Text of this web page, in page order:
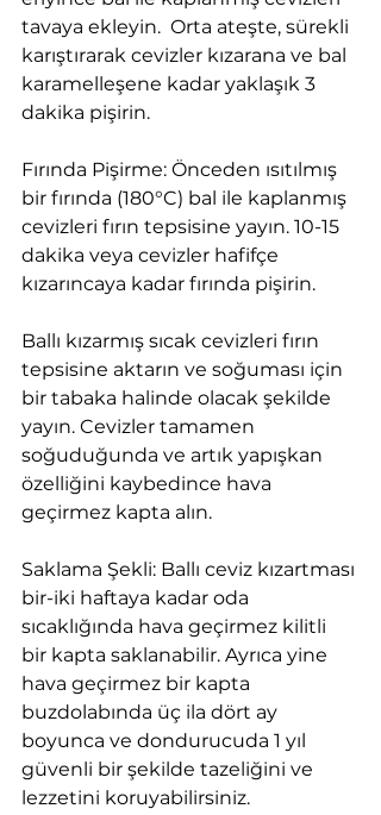
tavaya ekleyin.  Orta ateşte, sürekli
karıştırarak cevizler kızarana ve bal
karamelleşene kadar yaklaşık 3
dakika pişirin.
Fırında Pişirme: Önceden ısıtılmış
bir fırında (180°C) bal ile kaplanmış
cevizleri fırın tepsisine yayın. 10-15
dakika veya cevizler hafifçe
kızarıncaya kadar fırında pişirin.
Ballı kızarmış sıcak cevizleri fırın
tepsisine aktarın ve soğuması için
bir tabaka halinde olacak şekilde
yayın. Cevizler tamamen
soğuduğunda ve artık yapışkan
özelliğini kaybedince hava
geçirmez kapta alın.
Saklama Şekli: Ballı ceviz kızartması
bir-iki haftaya kadar oda
sıcaklığında hava geçirmez kilitli
bir kapta saklanabilir. Ayrıca yine
hava geçirmez bir kapta
buzdolabında üç ila dört ay
boyunca ve dondurucuda 1 yıl
güvenli bir şekilde tazeliğini ve
lezzetini koruyabilirsiniz.